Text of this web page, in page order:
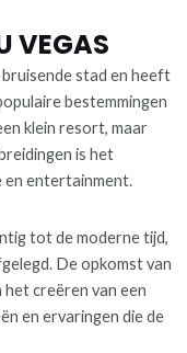
VEGAS
stad en heeft
bestemmingen
klein resort, maar
is het
en entertainment.
tot de moderne tijd,
De opkomst van
creëren van een
en ervaringen die de